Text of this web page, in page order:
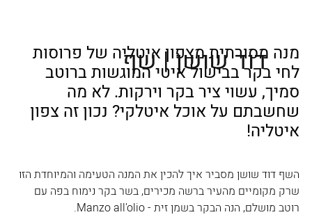
מנה מסורתית מצפון איטליה של פרוסות
לחי בקר בבישול איטי המוגשות ברוטב
סמיך, עשוי ציר בקר וירקות. לא מה
שחשבתם על אוכל איטלקי? נכון זה צפון
איטליה!
השף דוד שושן מסביר איך להכין את המנה הטעימה והמיוחדת הזו
שרק מקומיים מהעיר ברשה מכירים, בשר בקר נימוח בפה עם
רוטב מושלם, הנה הבקר בשמן זית - Manzo all'olio.
דוד שושן | שף